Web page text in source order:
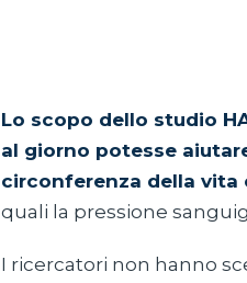
Lo scopo dello studio
al giorno potesse
circonferenza della vita
quali la pressione
I ricercatori non hanno